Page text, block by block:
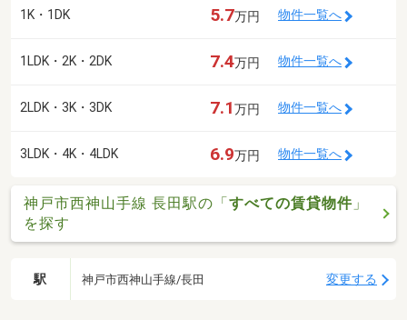
1K・1DK 5.7万円 物件一覧へ
1LDK・2K・2DK 7.4万円 物件一覧へ
2LDK・3K・3DK 7.1万円 物件一覧へ
3LDK・4K・4LDK 6.9万円 物件一覧へ
神戸市西神山手線 長田駅の「すべての賃貸物件 」
を探す
駅 神戸市西神山手線/長田 変更する